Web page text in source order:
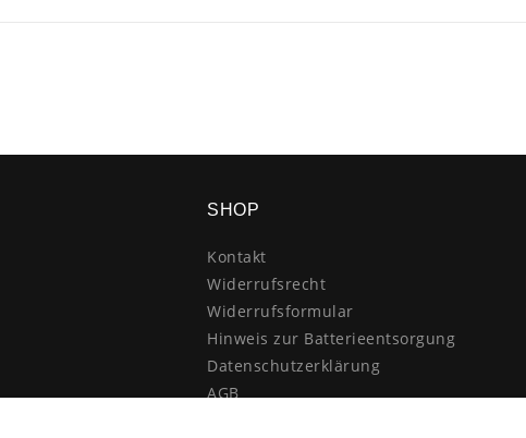
SHOP
Kontakt
Widerrufsrecht
Widerrufsformular
Hinweis zur Batterieentsorgung
Datenschutzerklärung
AGB